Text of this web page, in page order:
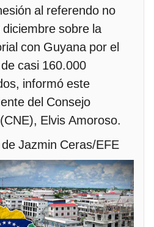
al referendo no
sobre la
con Guyana por el
casi 160.000
informó este
del Consejo
Elvis Amoroso.
Jazmin Ceras/EFE